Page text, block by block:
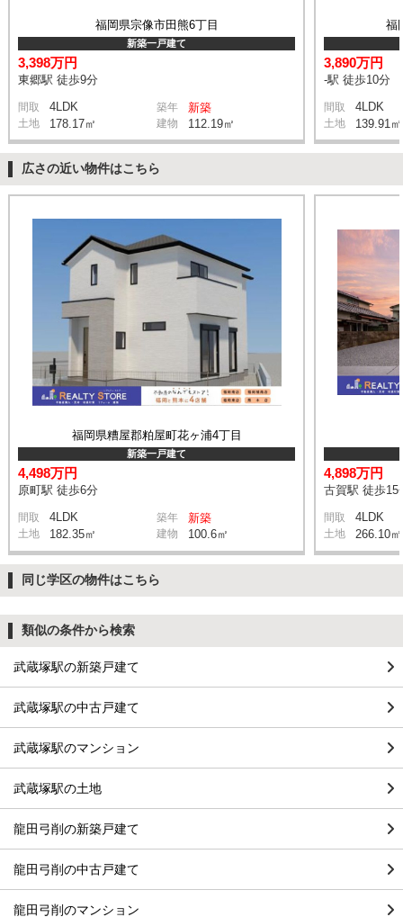
福岡県宗像市田熊6丁目
新築一戸建て
3,398万円
東郷駅 徒歩9分
間取 4LDK 築年 新築
土地 178.17㎡ 建物 112.19㎡
福
3,890万円
-駅 徒歩10分
間取 4LDK
土地 139.91㎡
広さの近い物件はこちら
福岡県糟屋郡粕屋町花ヶ浦4丁目
新築一戸建て
4,498万円
原町駅 徒歩6分
間取 4LDK 築年 新築
土地 182.35㎡ 建物 100.6㎡
4,898万円
古賀駅 徒歩15
間取 4LDK
土地 266.10㎡
同じ学区の物件はこちら
類似の条件から検索
武蔵塚駅の新築戸建て
武蔵塚駅の中古戸建て
武蔵塚駅のマンション
武蔵塚駅の土地
龍田弓削の新築戸建て
龍田弓削の中古戸建て
龍田弓削のマンション